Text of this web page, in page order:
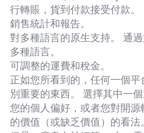
行轉賬，貨到付款接受付款。
銷售統計和報告。
對多種語言的原生支持。 通
多種語言。
可調整的運費和稅金。
正如您所看到的，任何一個
別重要的東西。 選擇其中一
您的個人偏好，或者您對開
的價值（或缺乏價值）的看法。